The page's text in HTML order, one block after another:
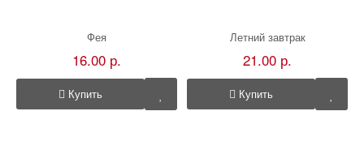
Фея
16.00 р.
Купить
Летний завтрак
21.00 р.
Купить